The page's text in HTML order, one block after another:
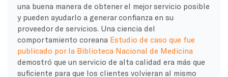
una buena manera de obtener el mejor servicio posible
y pueden ayudarlo a generar confianza en su
proveedor de servicios. Una ciencia del
comportamiento coreana Estudio de caso que fue
publicado por la Biblioteca Nacional de Medicina
demostró que un servicio de alta calidad era más que
suficiente para que los clientes volvieran al mismo